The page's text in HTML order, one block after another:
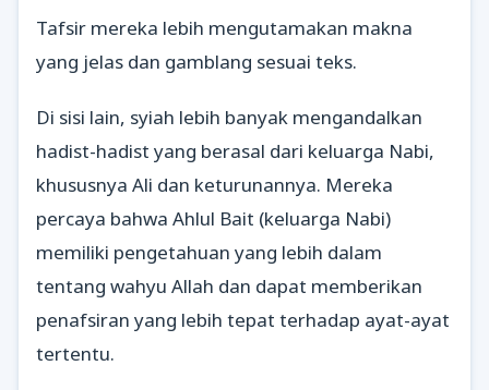
Tafsir mereka lebih mengutamakan makna
yang jelas dan gamblang sesuai teks.
Di sisi lain, syiah lebih banyak mengandalkan
hadist-hadist yang berasal dari keluarga Nabi,
khususnya Ali dan keturunannya. Mereka
percaya bahwa Ahlul Bait (keluarga Nabi)
memiliki pengetahuan yang lebih dalam
tentang wahyu Allah dan dapat memberikan
penafsiran yang lebih tepat terhadap ayat-ayat
tertentu.